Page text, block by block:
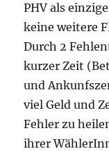
PHV als
keine weitere
Durch 2
kurzer Zeit
und
viel Geld und
Fehler zu
ihrer